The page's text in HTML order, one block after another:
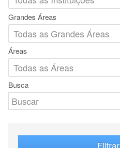
Grandes Áreas
Áreas
Busca
Filtrar